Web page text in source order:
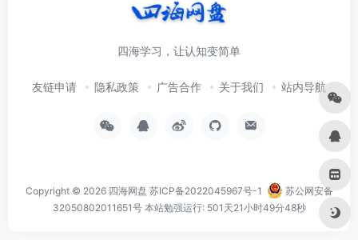
四海学习，让认知变简单
友链申请 隐私政策 广告合作 关于我们 站内导航
Copyright © 2026 四海网盘 苏ICP备2022045967号-1
苏公网安备
32050802011651号 本站勉强运行: 501天21小时49分48秒